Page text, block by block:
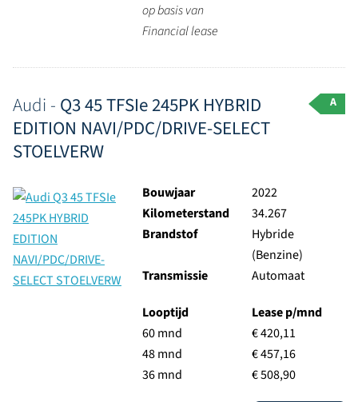
op basis van
Financial lease
Audi - Q3 45 TFSIe 245PK HYBRID
EDITION NAVI/PDC/DRIVE-SELECT
STOELVERW
A
Bouwjaar
2022
Kilometerstand
34.267
Brandstof
Hybride
(Benzine)
Transmissie
Automaat
Looptijd
60 mnd
48 mnd
36 mnd
Lease p/mnd
€ 420,11
€ 457,16
€ 508,90